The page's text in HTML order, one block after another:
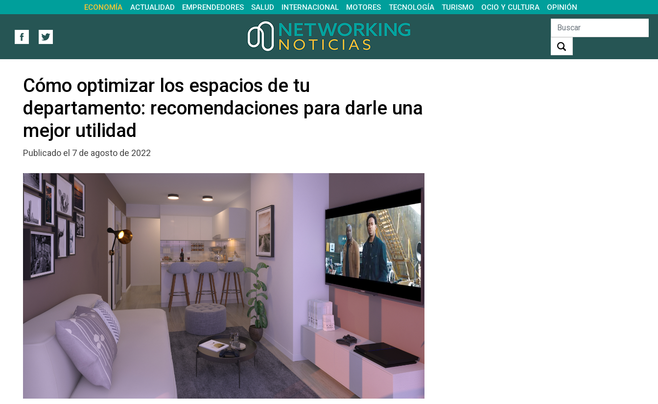
ECONOMÍA ACTUALIDAD EMPRENDEDORES SALUD INTERNACIONAL MOTORES TECNOLOGÍA TURISMO OCIO Y CULTURA OPINIÓN
Cómo optimizar los espacios de tu
departamento: recomendaciones para darle una
mejor utilidad
Publicado el 7 de agosto de 2022